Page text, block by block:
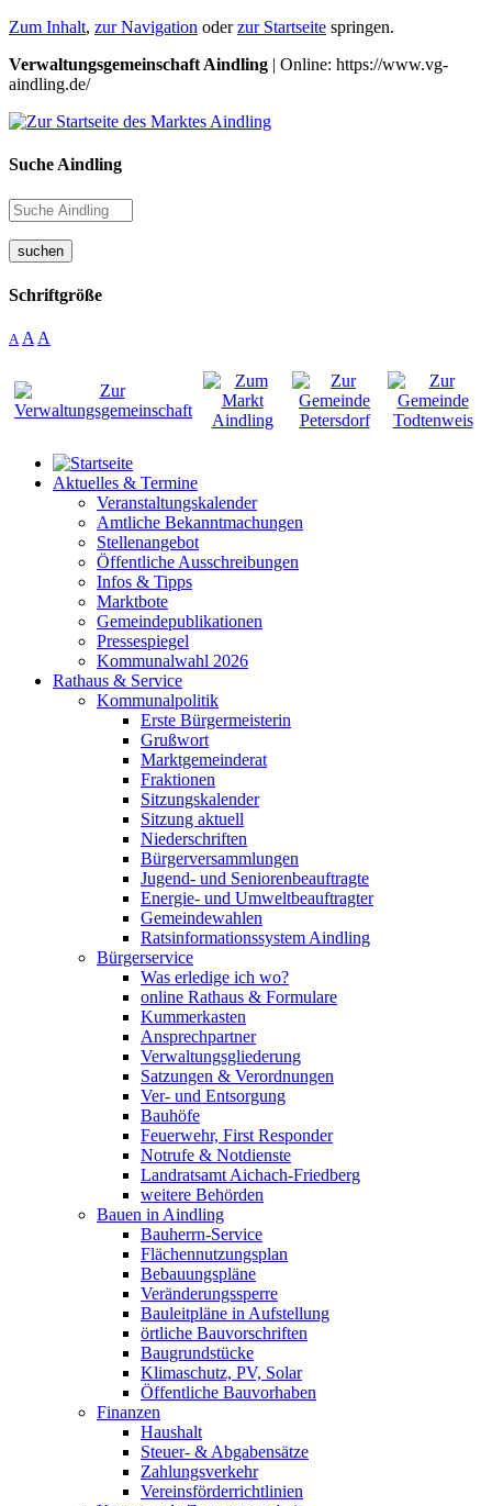
Zum Inhalt, zur Navigation oderzur Startseite springen.
Verwaltungsgemeinschaft Aindling | Online: https://www.vg-
aindling.de/
Suche Aindling
suchen
Schriftgröße
A A A
Aktuelles & Termine
Veranstaltungskalender
Amtliche Bekanntmachungen
Stellenangebot
Öffentliche Ausschreibungen
Infos & Tipps
Marktbote
Gemeindepublikationen
Pressespiegel
Kommunalwahl 2026
Rathaus & Service
Kommunalpolitik
Erste Bürgermeisterin
Grußwort
Marktgemeinderat
Fraktionen
Sitzungskalender
Sitzung aktuell
Niederschriften
Bürgerversammlungen
Jugend- und Seniorenbeauftragte
Energie- und Umweltbeauftragter
Gemeindewahlen
Ratsinformationssystem Aindling
Bürgerservice
Was erledige ich wo?
online Rathaus & Formulare
Kummerkasten
Ansprechpartner
Verwaltungsgliederung
Satzungen & Verordnungen
Ver- und Entsorgung
Bauhöfe
Feuerwehr, First Responder
Notrufe & Notdienste
Landratsamt Aichach-Friedberg
weitere Behörden
Bauen in Aindling
Bauherrn-Service
Flächennutzungsplan
Bebauungspläne
Veränderungssperre
Bauleitpläne in Aufstellung
örtliche Bauvorschriften
Baugrundstücke
Klimaschutz, PV, Solar
Öffentliche Bauvorhaben
Finanzen
Haushalt
Steuer- & Abgabensätze
Zahlungsverkehr
Vereinsförderrichtlinien